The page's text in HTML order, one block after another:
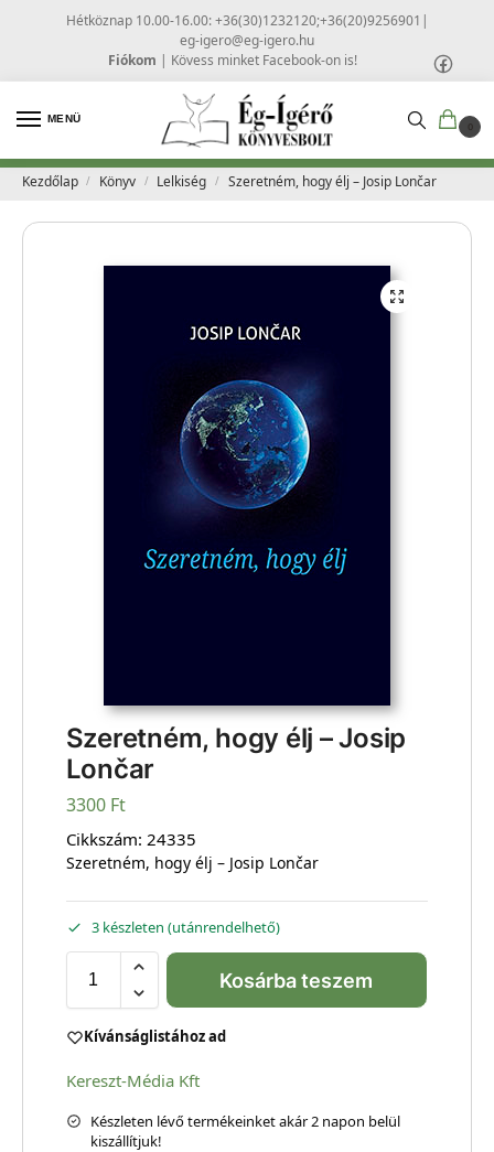
Hétköznap 10.00-16.00: +36(30)1232120;+36(20)9256901 |
eg-igero@eg-igero.hu
Fiókom | Kövess minket Facebook-on is!
MENÜ
0
Kezdőlap / Könyv / Lelkiség / Szeretném, hogy élj – Josip Lončar
Szeretném, hogy élj – Josip
Lončar
3300 Ft
Cikkszám: 24335
Szeretném, hogy élj – Josip Lončar
3 készleten (utánrendelhető)
Kosárba teszem
Kívánságlistához ad
Kereszt-Média Kft
Készleten lévő termékeinket akár 2 napon belül
kiszállítjuk!